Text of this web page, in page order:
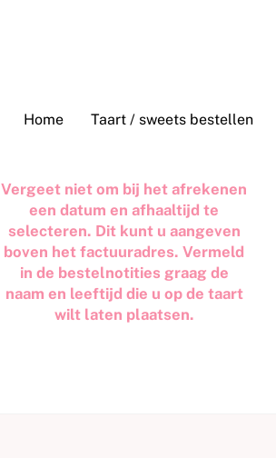
Home Taart / sweets bestellen
Vergeet niet om bij het afrekenen
een datum en afhaaltijd te
selecteren. Dit kunt u aangeven
boven het factuuradres. Vermeld
in de bestelnotities graag de
naam en leeftijd die u op de taart
wilt laten plaatsen.